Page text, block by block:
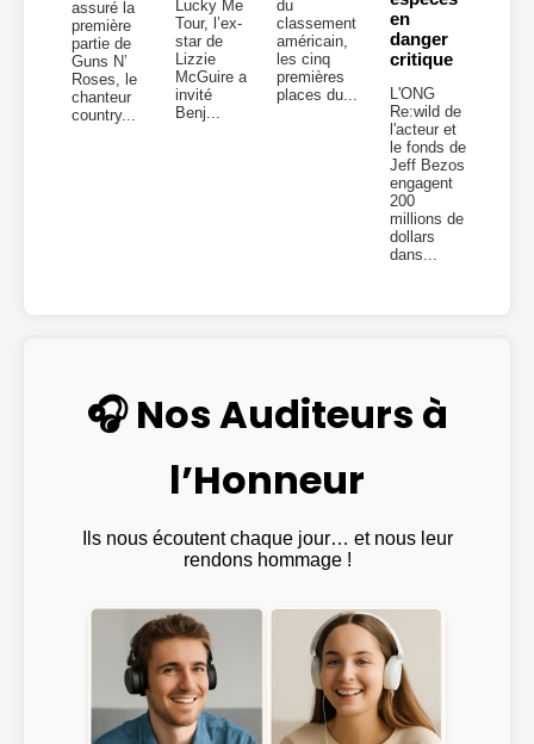
assuré la
première
partie de
Guns N’
Roses, le
chanteur
country...
Lucky Me
Tour, l’ex-
star de
Lizzie
McGuire a
invité
Benj...
du
classement
américain,
les cinq
premières
places du...
en
danger
critique
L'ONG
Re:wild de
l'acteur et
le fonds de
Jeff Bezos
engagent
200
millions de
dollars
dans...
🎧 Nos Auditeurs à
l’Honneur
Ils nous écoutent chaque jour… et nous leur
rendons hommage !